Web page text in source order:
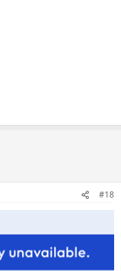
#18